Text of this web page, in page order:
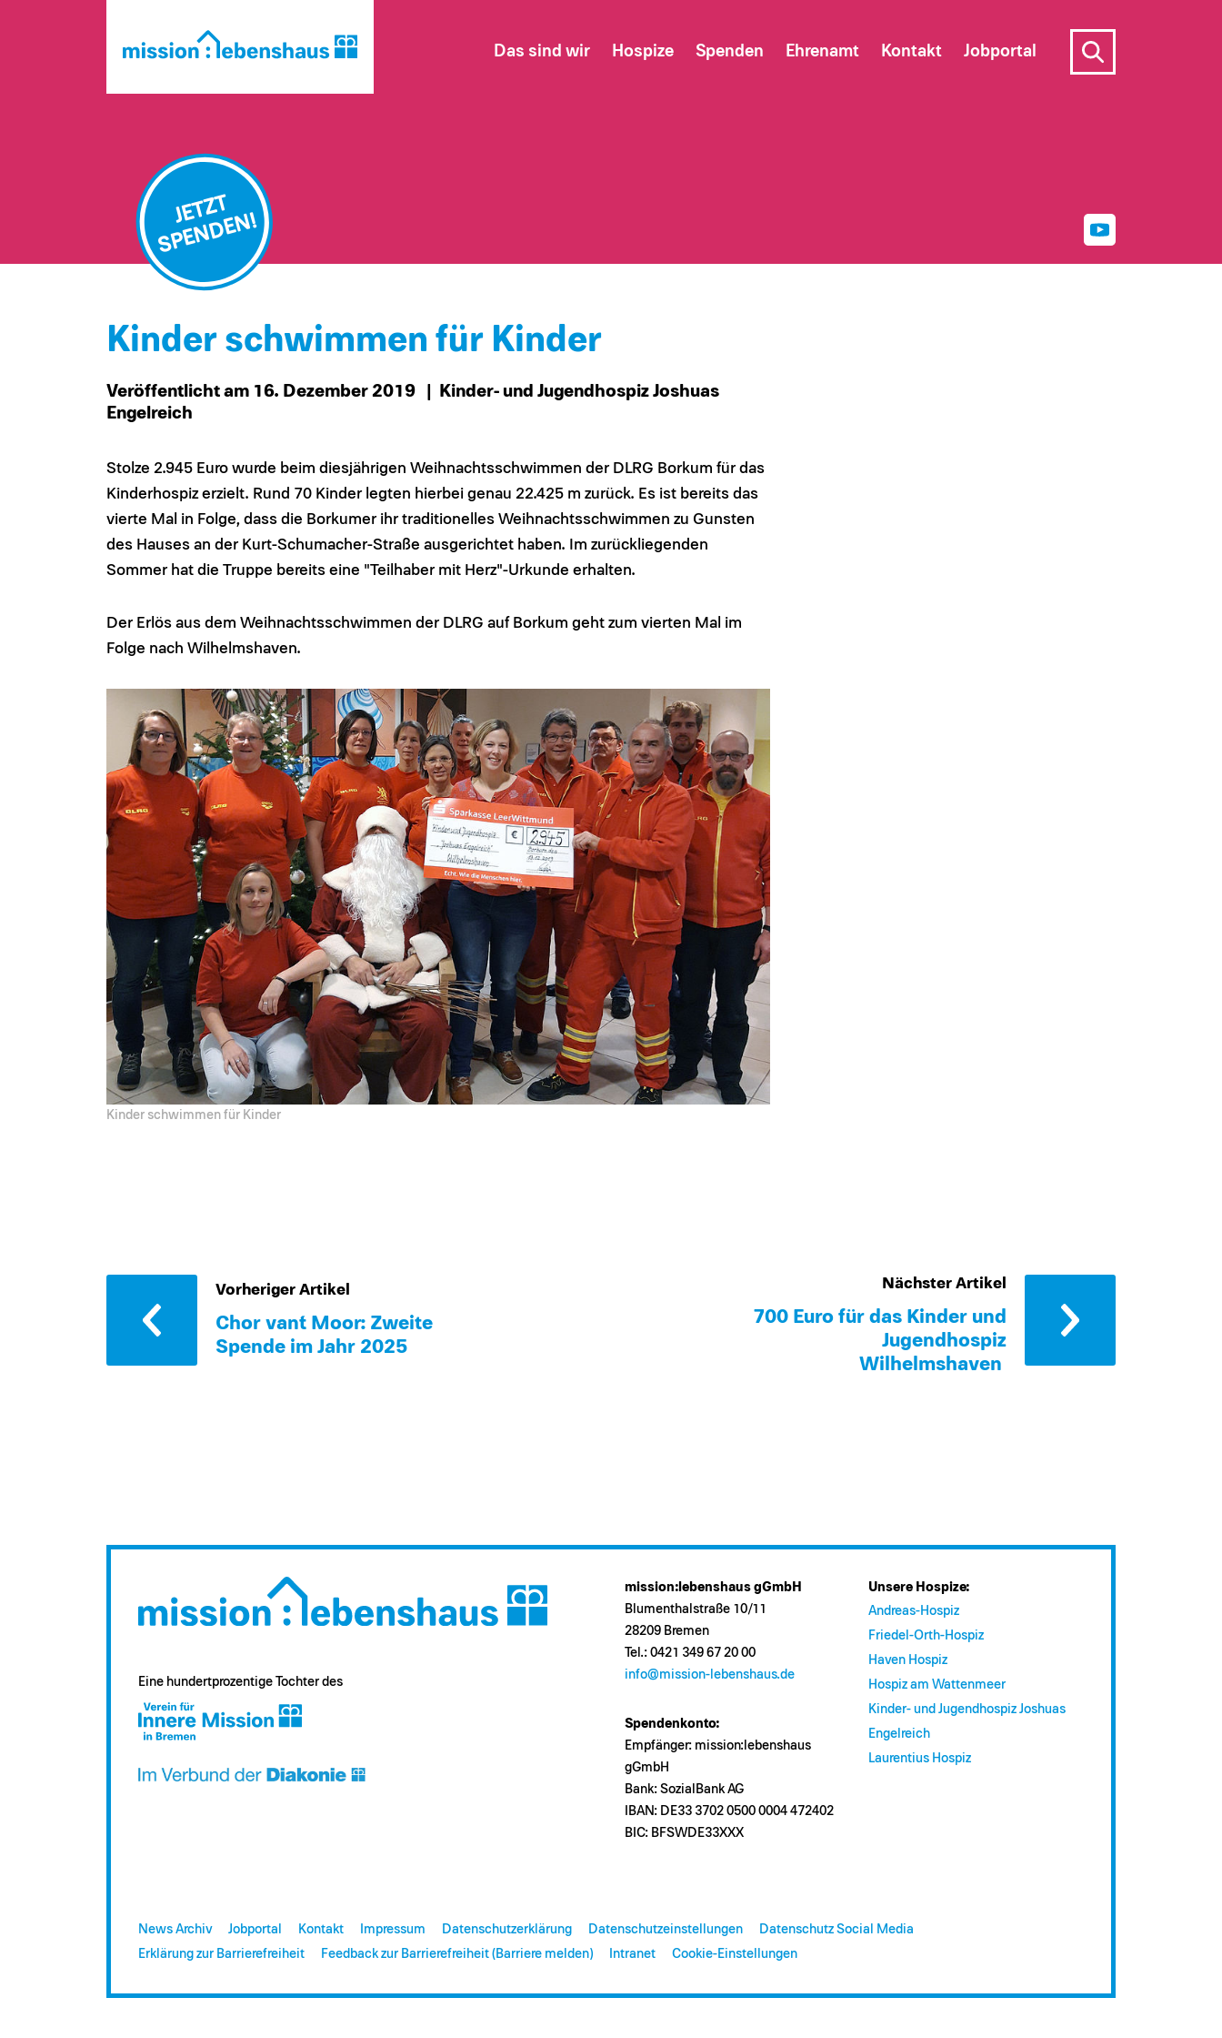
JETZT
SPENDEN!
Kinder schwimmen für Kinder
Veröffentlicht am 16. Dezember 2019
| Kinder- und Jugendhospiz Joshuas
Engelreich
Stolze 2.945 Euro wurde beim diesjährigen Weihnachtsschwimmen der DLRG Borkum für das
Kinderhospiz erzielt. Rund 70 Kinder legten hierbei genau 22.425 m zurück. Es ist bereits das
vierte Mal in Folge, dass die Borkumer ihr traditionelles Weihnachtsschwimmen zu Gunsten
des Hauses an der Kurt-Schumacher-Straße ausgerichtet haben. Im zurückliegenden
Sommer hat die Truppe bereits eine "Teilhaber mit Herz"-Urkunde erhalten.
Der Erlös aus dem Weihnachtsschwimmen der DLRG auf Borkum geht zum vierten Mal im
Folge nach Wilhelmshaven.
Kinder schwimmen für Kinder
Vorheriger Artikel
Chor van´t Moor: Zweite
Spende im Jahr 2025
Nächster Artikel
700 Euro für das Kinder und
Jugendhospiz
Wilhelmshaven
Eine hundertprozentige Tochter des
mission:lebenshaus gGmbH
Blumenthalstraße 10/11
28209 Bremen
Tel.: 0421 349 67 20 00
info@mission-lebenshaus.de
Spendenkonto:
Empfänger: mission:lebenshaus
gGmbH
Bank: SozialBank AG
IBAN: DE33 3702 0500 0004 472402
BIC: BFSWDE33XXX
Unsere Hospize:
Andreas-Hospiz
Friedel-Orth-Hospiz
Haven Hospiz
Hospiz am Wattenmeer
Kinder- und Jugendhospiz Joshuas
Engelreich
Laurentius Hospiz
News Archiv Jobportal Kontakt Impressum Datenschutzerklärung Datenschutzeinstellungen
Datenschutz Social Media
Erklärung zur Barrierefreiheit
Feedback zur Barrierefreiheit (Barriere melden) Intranet Cookie-Einstellungen
Das sind wir Hospize Spenden Ehrenamt Kontakt Jobportal